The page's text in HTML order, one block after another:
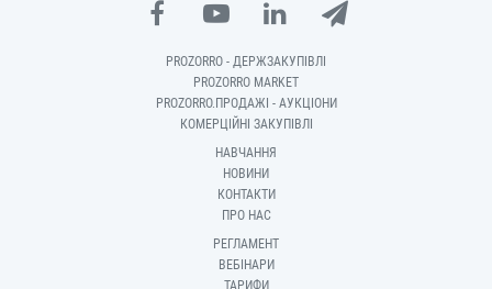
PROZORRO - ДЕРЖЗАКУПІВЛІ
PROZORRO MARKET
PROZORRO.ПРОДАЖІ - АУКЦІОНИ
КОМЕРЦІЙНІ ЗАКУПІВЛІ
НАВЧАННЯ
НОВИНИ
КОНТАКТИ
ПРО НАС
РЕГЛАМЕНТ
ВЕБІНАРИ
ТАРИФИ